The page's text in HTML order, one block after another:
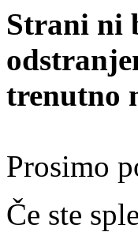
Strani ni
trenutno
Prosimo
Če ste